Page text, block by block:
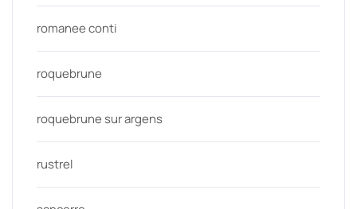
romanee conti
roquebrune
roquebrune sur argens
rustrel